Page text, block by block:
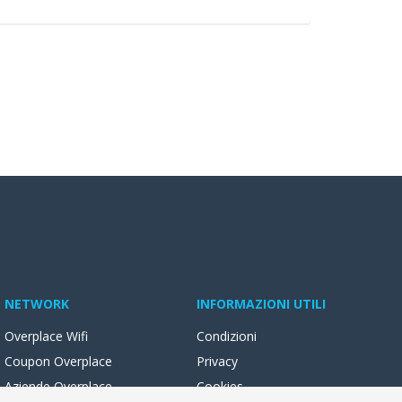
NETWORK
Overplace Wifi
Coupon Overplace
Aziende Overplace
INFORMAZIONI UTILI
Condizioni
Privacy
Cookies